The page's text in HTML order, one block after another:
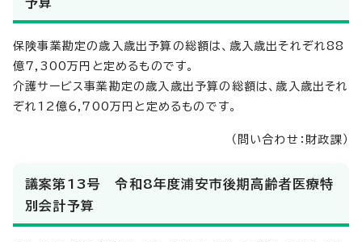
保険事業勘定の歳入歳出予算の総額は、歳入歳出それぞれ88
億7,300万円と定めるものです。
介護サービス事業勘定の歳入歳出予算の総額は、歳入歳出それ
ぞれ12億6,700万円と定めるものです。
（問い合わせ：財政課）
議案第13号 令和8年度浦安市後期高齢者医療特
別会計予算